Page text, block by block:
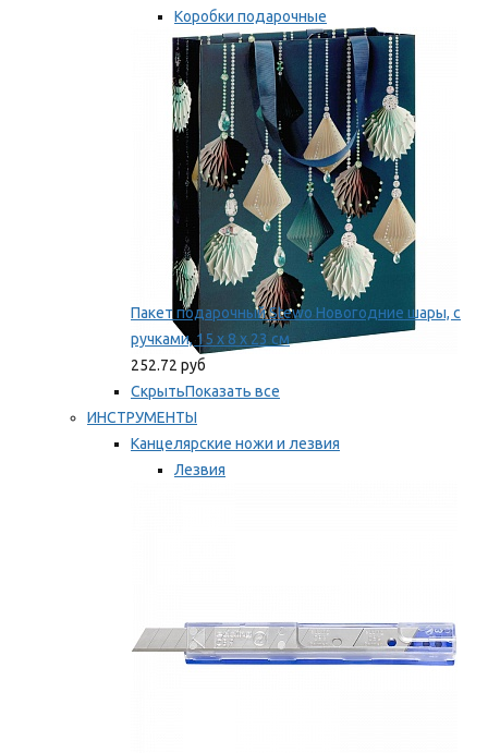
Коробки подарочные
Ленты, бобины
Мы рекомендуем
Пакет подарочный Stewo Новогодние шары, с
ручками, 15 х 8 х 23 см
252.72 руб
СкрытьПоказать все
ИНСТРУМЕНТЫ
Канцелярские ножи и лезвия
Лезвия